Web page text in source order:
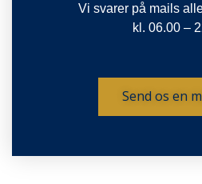
Vi svarer på mails
kl. 06.00 –
Send os en